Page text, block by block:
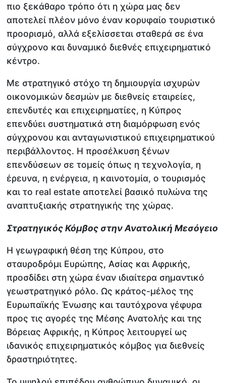
πιο ξεκάθαρο τρόπο ότι η χώρα μας δεν
αποτελεί πλέον μόνο έναν κορυφαίο τουριστικό
προορισμό, αλλά εξελίσσεται σταθερά σε ένα
σύγχρονο και δυναμικό διεθνές επιχειρηματικό
κέντρο.
Με στρατηγικό στόχο τη δημιουργία ισχυρών
οικονομικών δεσμών με διεθνείς εταιρείες,
επενδυτές και επιχειρηματίες, η Κύπρος
επενδύει συστηματικά στη διαμόρφωση ενός
σύγχρονου και ανταγωνιστικού επιχειρηματικού
περιβάλλοντος. Η προσέλκυση ξένων
επενδύσεων σε τομείς όπως η τεχνολογία, η
έρευνα, η ενέργεια, η καινοτομία, ο τουρισμός
και το real estate αποτελεί βασικό πυλώνα της
αναπτυξιακής στρατηγικής της χώρας.
Στρατηγικός Κόμβος στην Ανατολική Μεσόγειο
Η γεωγραφική θέση της Κύπρου, στο
σταυροδρόμι Ευρώπης, Ασίας και Αφρικής,
προσδίδει στη χώρα έναν ιδιαίτερα σημαντικό
γεωστρατηγικό ρόλο. Ως κράτος-μέλος της
Ευρωπαϊκής Ένωσης και ταυτόχρονα γέφυρα
προς τις αγορές της Μέσης Ανατολής και της
Βόρειας Αφρικής, η Κύπρος λειτουργεί ως
ιδανικός επιχειρηματικός κόμβος για διεθνείς
δραστηριότητες.